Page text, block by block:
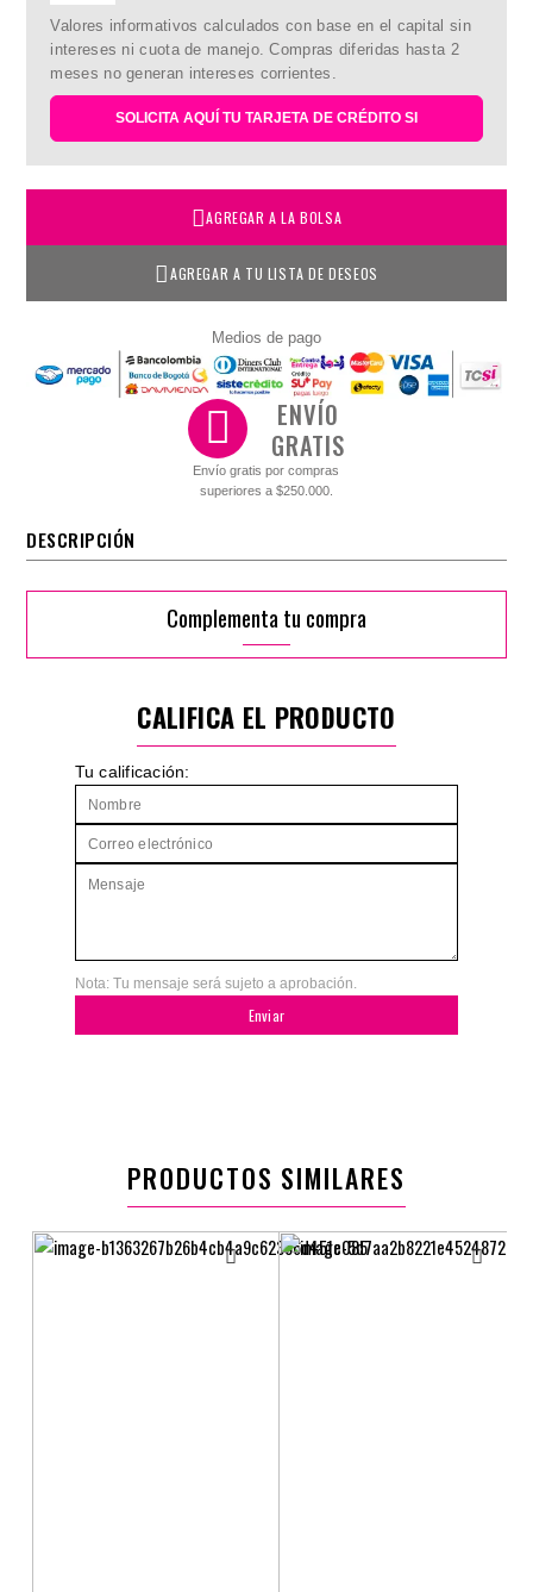
Valores informativos calculados con base en el capital sin
intereses ni cuota de manejo. Compras diferidas hasta 2
meses no generan intereses corrientes.
SOLICITA AQUÍ TU TARJETA DE CRÉDITO SI
AGREGAR A LA BOLSA
AGREGAR A TU LISTA DE DESEOS
Medios de pago
ENVÍO
GRATIS
Envío gratis por compras
superiores a $250.000.
DESCRIPCIÓN
Complementa tu compra
CALIFICA EL PRODUCTO
Tu calificación:
Nota: Tu mensaje será sujeto a aprobación.
Enviar
PRODUCTOS SIMILARES